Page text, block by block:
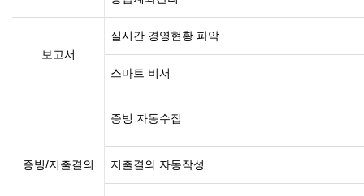
보고서
실시간 경영현황 파악
스마트 비서
증빙/지출결의
증빙 자동수집
지출결의 자동작성